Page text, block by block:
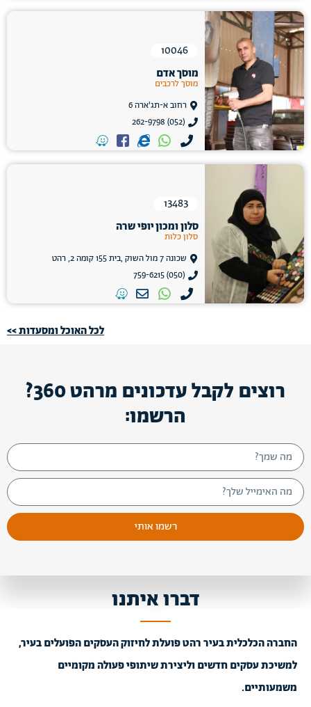
10046
מוסך אדם
מוסך לרכבים
רחוב א-תג'ארה 6
(052) 262-9798
13483
סלון ומכון יופי שרה
סלון כלות
שכונה 7 מול השוק ,בית 155 קומה 2, רהט
(050) 759-6215
לכל האוכל ומסעדות >>
רוצים לקבל עדכונים מרהט 360?
הרשמו:
רשמו אותי
דברו איתנו
החברה הכלכלית בעיר רהט פועלת לחיזוק העסקים הפועלים בעיר,
למשיכת עסקים חדשים וליצירת שיתופי פעולה מקומיים
משמעותיים.